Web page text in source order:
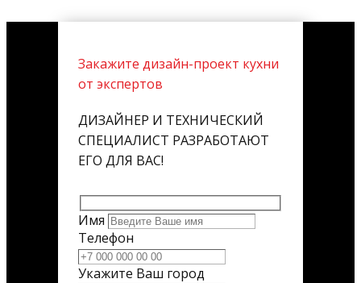
Закажите дизайн-проект кухни
от экспертов
ДИЗАЙНЕР И ТЕХНИЧЕСКИЙ
СПЕЦИАЛИСТ РАЗРАБОТАЮТ
ЕГО ДЛЯ ВАС!
Имя
Телефон
Укажите Ваш город